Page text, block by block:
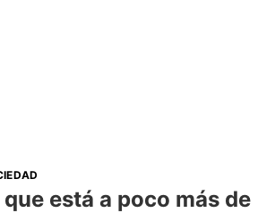
está a poco más de